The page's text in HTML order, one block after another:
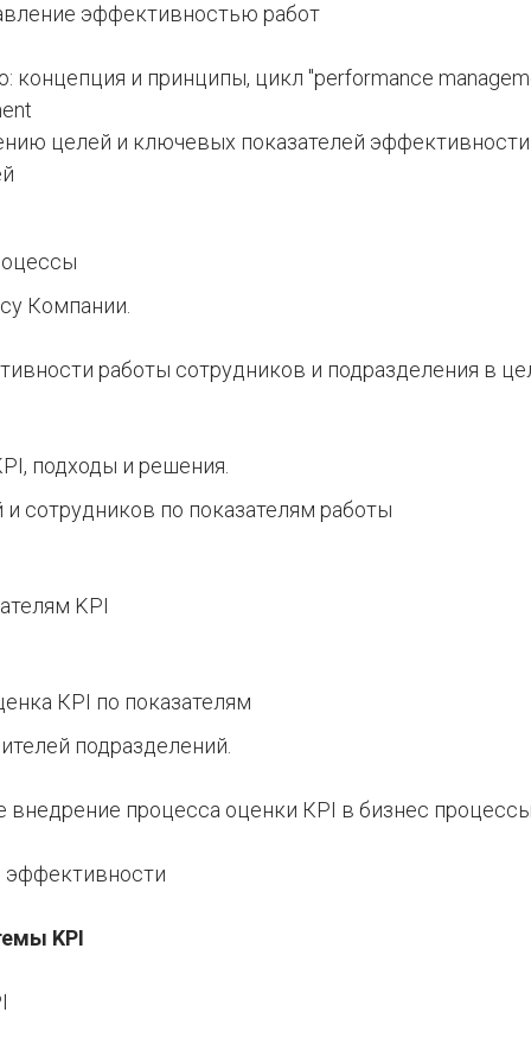
эффективностью работ
концепция и принципы, цикл "performance
целей и ключевых показателей
Компании.
работы сотрудников и подразделения в
подходы и решения.
сотрудников по показателям работы
KPI
КРI по показателям
подразделений.
внедрение процесса оценки КРI в бизнес
эффективности
KPI